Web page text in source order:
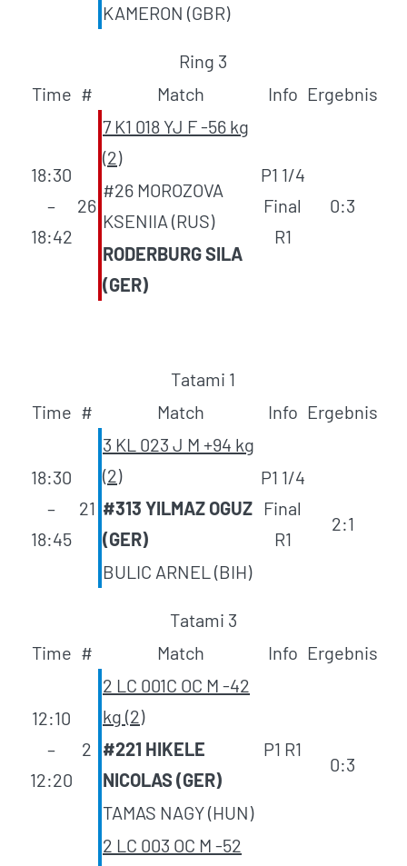
KAMERON (GBR)
Ring 3
Time # Match Info Ergebnis
18:30
–
18:42
26
7 K1 018 YJ F -56 kg
(2)
P1 1/4
Final
R1
#26 MOROZOVA
KSENIIA (RUS)
0:3
RODERBURG SILA
(GER)
Tatami 1
Time # Match Info Ergebnis
18:30
–
18:45
21
3 KL 023 J M +94 kg
(2)
P1 1/4
Final
R1
#313 YILMAZ OGUZ
(GER)
2:1
BULIC ARNEL (BIH)
Tatami 3
Time # Match Info Ergebnis
12:10
–
12:20
2
2 LC 001C OC M -42
kg (2)
P1 R1
#221 HIKELE
NICOLAS (GER)
0:3
TAMAS NAGY (HUN)
2 LC 003 OC M -52